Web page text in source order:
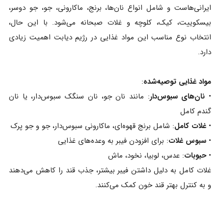
ایرانی‌هاست و شامل انواع نان‌ها، برنج، ماکارونی، جو، جو دوسر،
بیسکوییت، کیک، کلوچه و غلات صبحانه می‌شود. با این حال،
انتخاب نوع مناسب این مواد غذایی در رژیم دیابت اهمیت زیادی
دارد.
مواد غذایی توصیه‌شده:
• نان‌های سبوس‌دار: مانند نان جو، نان سنگک سبوس‌دار، یا نان
گندم کامل
• غلات کامل: شامل برنج قهوه‌ای، ماکارونی سبوس‌دار، جو و جو پرک
• سبوس غلات: برای افزودن فیبر به وعده‌های غذایی
•حبوبات: عدس، لوبیا، نخود، ماش
غلات کامل به دلیل داشتن فیبر بیشتر، جذب قند را کاهش می‌دهند
و به کنترل بهتر قند خون کمک می‌کنند.